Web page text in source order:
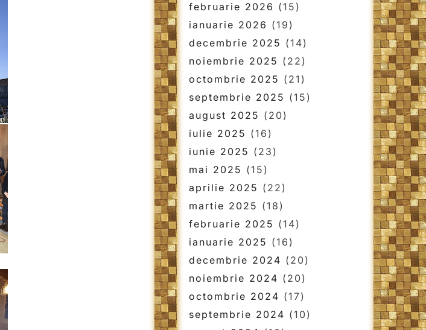
februarie 2026 (15)
ianuarie 2026 (19)
decembrie 2025 (14)
noiembrie 2025 (22)
octombrie 2025 (21)
septembrie 2025 (15)
august 2025 (20)
iulie 2025 (16)
iunie 2025 (23)
mai 2025 (15)
aprilie 2025 (22)
martie 2025 (18)
februarie 2025 (14)
ianuarie 2025 (16)
decembrie 2024 (20)
noiembrie 2024 (20)
octombrie 2024 (17)
septembrie 2024 (10)